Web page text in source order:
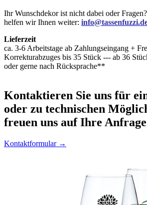
Ihr Wunschdekor ist nicht dabei oder
helfen wir Ihnen weiter:
Lieferzeit
ca. 3-6 Arbeitstage ab Zahlungseingang +
Korrekturabzuges bis 35 Stück --- ab 36
oder gerne nach Rücksprache**
Kontaktieren Sie uns für
oder zu technischen
freuen uns auf Ihre
Kontaktformular →